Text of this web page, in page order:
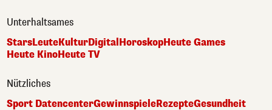
Unterhaltsames
StarsLeuteKulturDigitalHoroskopHeute Games
Heute KinoHeute TV
Nützliches
Sport DatencenterGewinnspieleRezepteGesundheit